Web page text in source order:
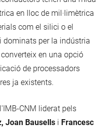
en lloc de mil·limètrica
com el silici o el
per la indústria
en una opció
de processadors
ja existents.
CNM liderat pels
Joan Bausells i Francesc